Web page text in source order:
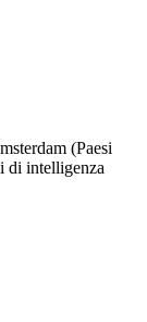
(Paesi
di intelligenza